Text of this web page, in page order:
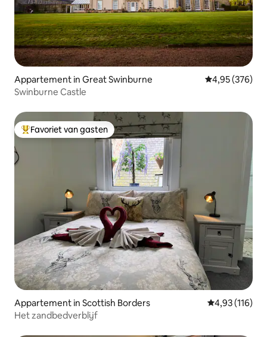
Appartement in Great Swinburne Gemiddelde
4,95 (376)
Swinburne Castle
Topfavoriet van gasten
Favoriet van gasten
Appartement in Scottish Borders Gemiddelde
4,93 (116)
Het zandbedverblijf